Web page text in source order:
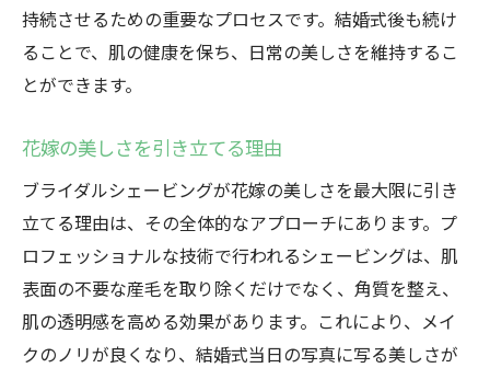
持続させるための重要なプロセスです。結婚式後も続け
ることで、肌の健康を保ち、日常の美しさを維持するこ
とができます。
花嫁の美しさを引き立てる理由
ブライダルシェービングが花嫁の美しさを最大限に引き
立てる理由は、その全体的なアプローチにあります。プ
ロフェッショナルな技術で行われるシェービングは、肌
表面の不要な産毛を取り除くだけでなく、角質を整え、
肌の透明感を高める効果があります。これにより、メイ
クのノリが良くなり、結婚式当日の写真に写る美しさが